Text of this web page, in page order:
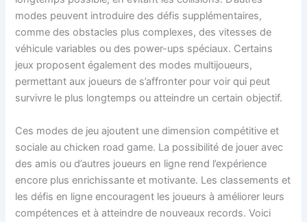
modes peuvent introduire des défis supplémentaires,
comme des obstacles plus complexes, des vitesses de
véhicule variables ou des power-ups spéciaux. Certains
jeux proposent également des modes multijoueurs,
permettant aux joueurs de s’affronter pour voir qui peut
survivre le plus longtemps ou atteindre un certain objectif.
Ces modes de jeu ajoutent une dimension compétitive et
sociale au chicken road game. La possibilité de jouer avec
des amis ou d’autres joueurs en ligne rend l’expérience
encore plus enrichissante et motivante. Les classements et
les défis en ligne encouragent les joueurs à améliorer leurs
compétences et à atteindre de nouveaux records. Voici